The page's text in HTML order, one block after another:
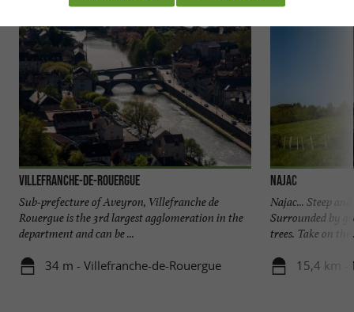
Villefranche-de-Rouergue
Sub-prefecture of Aveyron, Villefranche de
Rouergue is the 3rd largest agglomeration in the
department and can be ...
34 m - Villefranche-de-Rouergue
Najac
Najac... Steep
Surrounded by
trees. Take on the
15,4 km -